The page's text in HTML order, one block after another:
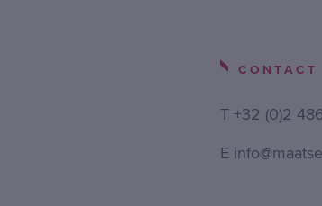
CONTACT
T +32 (0)2
E